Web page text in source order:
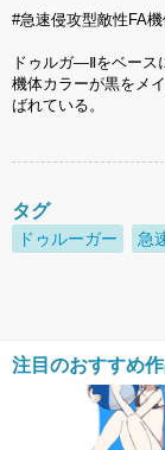
#急速侵攻型敵性FA
ドゥルガ―Ⅱをベース
機体カラーが黒をメ
ばれている。
タグ
ドゥルーガー 急
注目のおすすめ